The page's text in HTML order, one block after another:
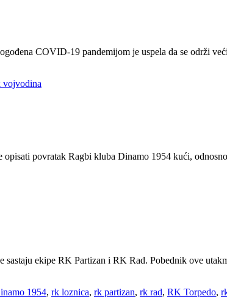
COVID-19 pandemijom je uspela da se održi
vojvodina
povratak Ragbi kluba Dinamo 1954 kući,
ekipe RK Partizan i RK Rad. Pobednik ove
1954, rk loznica, rk partizan, rk rad, RK Torpedo,